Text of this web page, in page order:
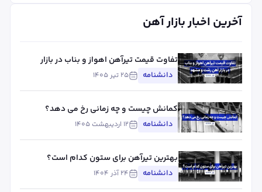
آخرین اخبار بازار آهن
تفاوت قیمت تیرآهن اهواز و بناب در بازار
آهن رشت و مشهد
دانشنامه ۲۵ تیر ۱۴۰۵
کمانش چیست و چه زمانی رخ می دهد؟
دانشنامه ۱۲ اردیبهشت ۱۴۰۵
بهترین تیرآهن برای ستون کدام است؟
دانشنامه ۲۴ آذر ۱۴۰۴